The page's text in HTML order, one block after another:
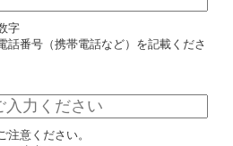
字
番号（携帯電話など）を記載くださ
意ください。